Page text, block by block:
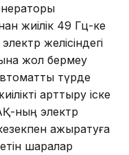
жиілік 49 Гц-ке
желісіндегі
жол бермеу
түрде
арттыру іске
ның электр
ажыратуға
шаралар